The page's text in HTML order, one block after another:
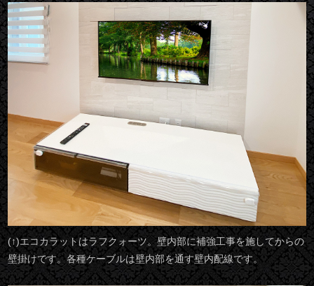
(↑)エコカラットはラフクォーツ。壁内部に補強工事を施してからの
壁掛けです。各種ケーブルは壁内部を通す壁内配線です。